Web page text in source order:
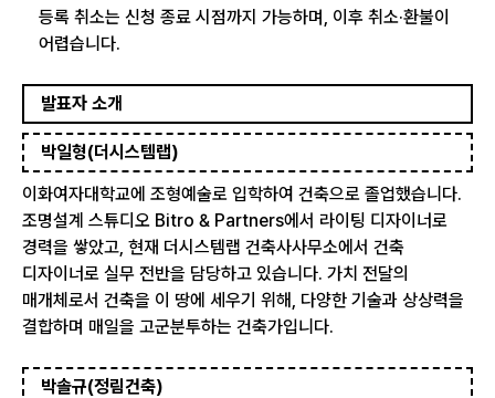
등록 취소는 신청 종료 시점까지 가능하며, 이후 취소·환불이
어렵습니다.
발표자 소개
박일형(더시스템랩)
이화여자대학교에 조형예술로 입학하여 건축으로 졸업했습니다.
조명설계 스튜디오 Bitro & Partners에서 라이팅 디자이너로
경력을 쌓았고, 현재 더시스템랩 건축사사무소에서 건축
디자이너로 실무 전반을 담당하고 있습니다. 가치 전달의
매개체로서 건축을 이 땅에 세우기 위해, 다양한 기술과 상상력을
결합하며 매일을 고군분투하는 건축가입니다.
박솔규(정림건축)